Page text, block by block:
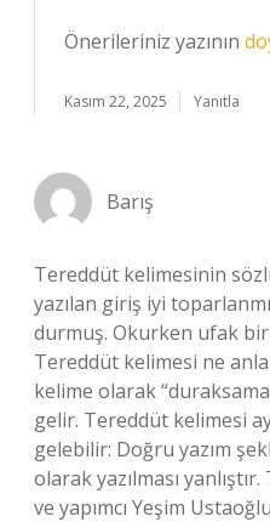
Önerileriniz yazının
Kasım 22, 2025 Yanıtla
Barış
Tereddüt kelimesinin
yazılan giriş iyi
durmuş. Okurken ufak
Tereddüt kelimesi ne
kelime olarak
gelir. Tereddüt kelimesi
gelebilir: Doğru yazım
olarak yazılması
ve yapımcı Yeşim